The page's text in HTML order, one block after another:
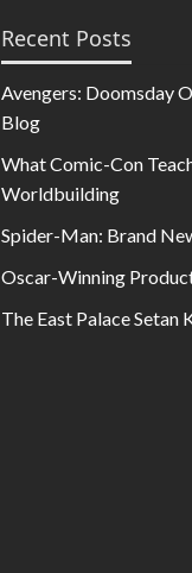
Recent Posts
Avengers: Doomsday
Blog
What Comic-Con
Worldbuilding
Spider-Man: Brand
Oscar-Winning
The East Palace Setan